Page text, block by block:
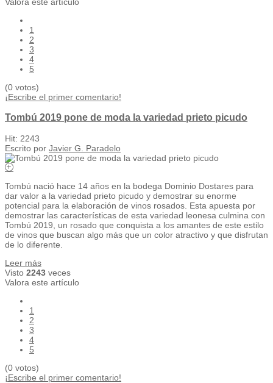
1
2
3
4
5
(0 votos)
¡Escribe el primer comentario!
Tombú 2019 pone de moda la variedad prieto picudo
Hit: 2243
Escrito por Javier G. Paradelo
Tombú nació hace 14 años en la bodega Dominio Dostares para
dar valor a la variedad prieto picudo y demostrar su enorme
potencial para la elaboración de vinos rosados. Esta apuesta por
demostrar las características de esta variedad leonesa culmina con
Tombú 2019, un rosado que conquista a los amantes de este estilo
de vinos que buscan algo más que un color atractivo y que disfrutan
de lo diferente.
Leer más
Visto 2243 veces
Valora este artículo
1
2
3
4
5
(0 votos)
¡Escribe el primer comentario!